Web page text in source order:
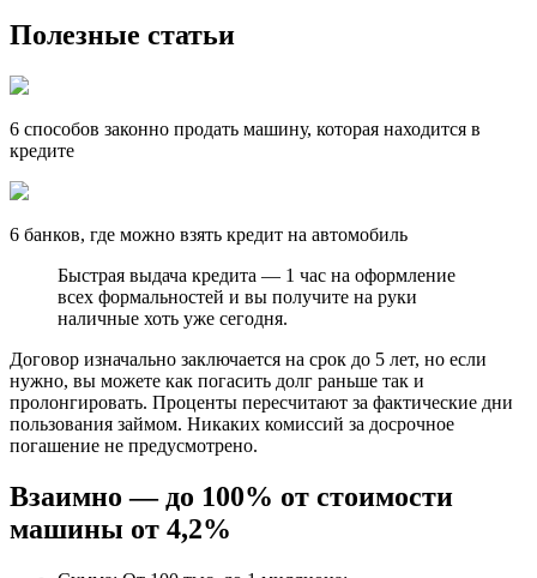
Полезные статьи
6 способов законно продать машину, которая находится в
кредите
6 банков, где можно взять кредит на автомобиль
Быстрая выдача кредита — 1 час на оформление
всех формальностей и вы получите на руки
наличные хоть уже сегодня.
Договор изначально заключается на срок до 5 лет, но если
нужно, вы можете как погасить долг раньше так и
пролонгировать. Проценты пересчитают за фактические дни
пользования займом. Никаких комиссий за досрочное
погашение не предусмотрено.
Взаимно — до 100% от стоимости
машины от 4,2%